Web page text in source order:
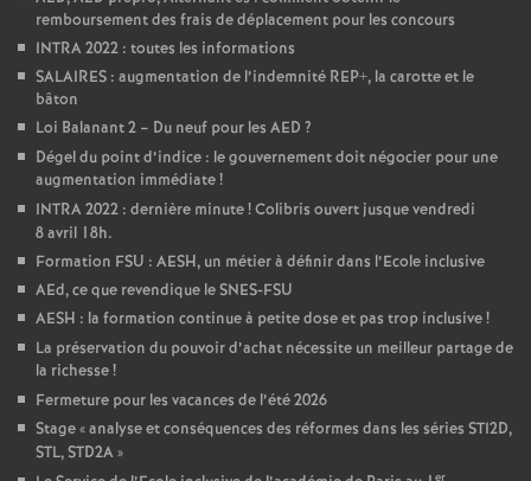
remboursement des frais de déplacement pour les concours
INTRA 2022 : toutes les informations
SALAIRES : augmentation de l’indemnité REP+, la carotte et le
bâton
Loi Balanant 2 – Du neuf pour les AED ?
Dégel du point d’indice : le gouvernement doit négocier pour une
augmentation immédiate!
INTRA 2022 : dernière minute! Colibris ouvert jusque vendredi
8 avril 18h.
Formation FSU : AESH, un métier à définir dans l’Ecole inclusive
AEd, ce que revendique le SNES-FSU
AESH : la formation continue à petite dose et pas trop inclusive!
La préservation du pouvoir d’achat nécessite un meilleur partage de
la richesse!
Fermeture pour les vacances de l’été 2026
Stage «analyse et conséquences des réformes dans les séries STI2D,
STL, STD2A»
er